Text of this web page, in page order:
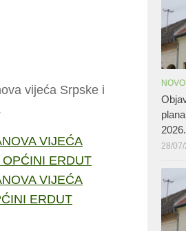
vijeća Srpske i
VIJEĆA
ERDUT
VIJEĆA
ERDUT
28/